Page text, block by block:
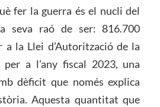
fer la guerra és el nucli del
seva raó de ser: 816.700
a la Llei d’Autorització de la
per a l’any fiscal 2023, una
dèficit que només explica
Aquesta quantitat que